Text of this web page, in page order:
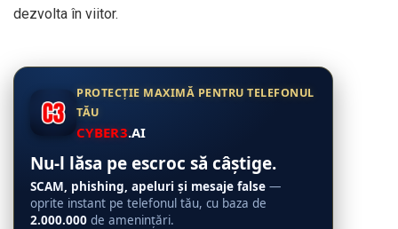
dezvolta în viitor.
PROTECȚIE MAXIMĂ PENTRU TELEFONUL
TĂU
CYBER3.AI
Nu-l lăsa pe escroc să câștige.
SCAM, phishing, apeluri și mesaje false —
oprite instant pe telefonul tău, cu baza de
2.000.000 de amenințări.